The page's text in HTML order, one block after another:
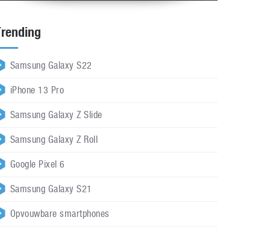
Samsung Galaxy S22
iPhone 13 Pro
Samsung Galaxy Z Slide
Samsung Galaxy Z Roll
Google Pixel 6
Samsung Galaxy S21
Opvouwbare smartphones